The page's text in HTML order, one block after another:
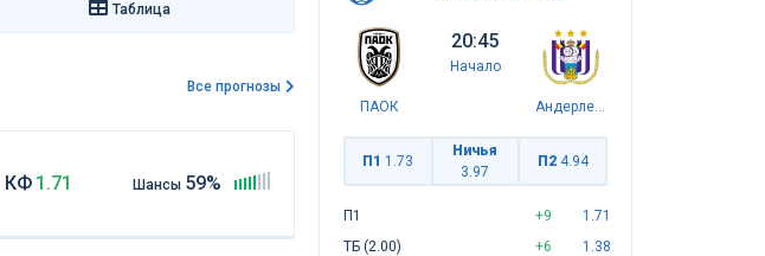
Таблица
Все прогнозы
КФ 1.71 Шансы 59%
ПАОК
20:45
Начало
Андерлехт
П1 1.73
Ничья
3.97
П2 4.94
П1 +9
1.71
ТБ (2.00)
+6
1.38